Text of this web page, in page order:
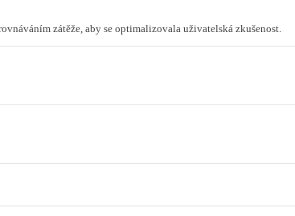
zátěže, aby se optimalizovala uživatelská zkušenost.